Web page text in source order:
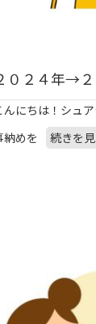
０２４年→
んにちは！シュ
納めを
続きを